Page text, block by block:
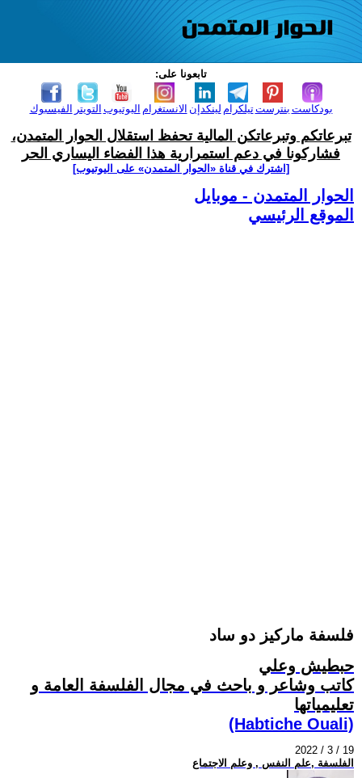
تابعونا على:
الفيسبوك التويتر اليوتيوب الانستغرام لينكدإن تيلكرامبنترست بودكاست
تبرعاتكم وتبرعاتكن المالية تحفظ استقلال الحوار المتمدن،
فشاركونا في دعم استمرارية هذا الفضاء اليساري الحر
[اشترك في قناة ‫«الحوار المتمدن» على اليوتيوب]
الحوار المتمدن - موبايل
الموقع الرئيسي
فلسفة ماركيز دو ساد
حبطيش وعلي
كاتب وشاعر و باحث في مجال الفلسفة العامة و
تعليمياتها
(Habtiche Ouali)
2022 / 3 / 19
الفلسفة ,علم النفس , وعلم الاجتماع